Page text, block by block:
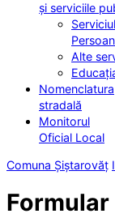
și serviciile
Alte
Nomenclatura
stradală
Monitorul
Oficial Local
Comuna Șiștarovăț